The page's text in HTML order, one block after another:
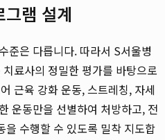
램 설계
준은 다릅니다. 따라서 S서울병
료사의 정밀한 평가를 바탕으로
근육 강화 운동, 스트레칭, 자세
운동만을 선별하여 처방하고, 전
을 수행할 수 있도록 밀착 지도합